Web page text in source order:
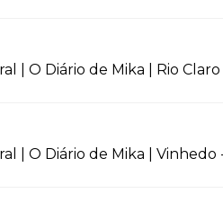
| O Diário de Mika | Rio Claro
| O Diário de Mika | Vinhedo